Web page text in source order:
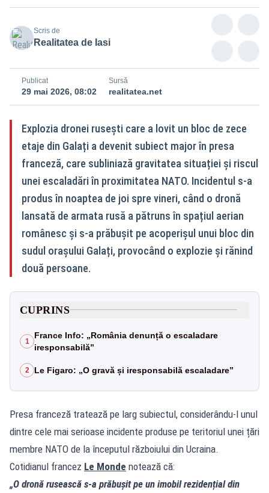
Scris de
Realitatea de Iasi
Publicat
29 mai 2026, 08:02
Sursă
realitatea.net
Explozia dronei rusești care a lovit un bloc de zece
etaje din Galați a devenit subiect major în presa
franceză, care subliniază gravitatea situației și riscul
unei escaladări în proximitatea NATO. Incidentul s‑a
produs în noaptea de joi spre vineri, când o dronă
lansată de armata rusă a pătruns în spațiul aerian
românesc și s‑a prăbușit pe acoperișul unui bloc din
sudul orașului Galați, provocând o explozie și rănind
două persoane.
CUPRINS
1
France Info: „România denunță o escaladare
iresponsabilă”
2 Le Figaro: „O gravă și iresponsabilă escaladare”
Presa franceză tratează pe larg subiectul, considerându‑l unul
dintre cele mai serioase incidente produse pe teritoriul unei țări
membre NATO de la începutul războiului din Ucraina.
Cotidianul francez Le Monde notează că:
„O dronă rusească s‑a prăbușit pe un imobil rezidențial din